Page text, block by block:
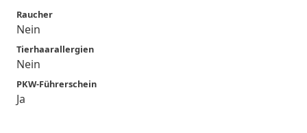
Raucher
Nein
Tierhaarallergien
Nein
PKW-Führerschein
Ja